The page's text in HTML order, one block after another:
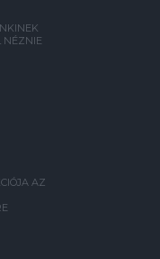
NÉZNIE
AZ